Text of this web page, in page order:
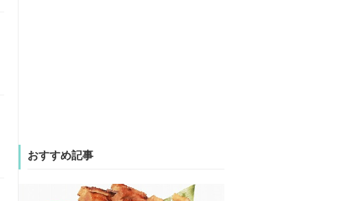
おすすめ記事